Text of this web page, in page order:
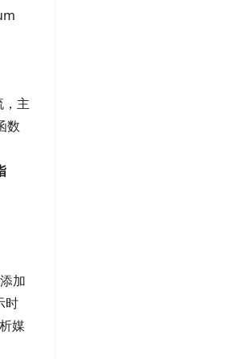
主
数
加
时
媒